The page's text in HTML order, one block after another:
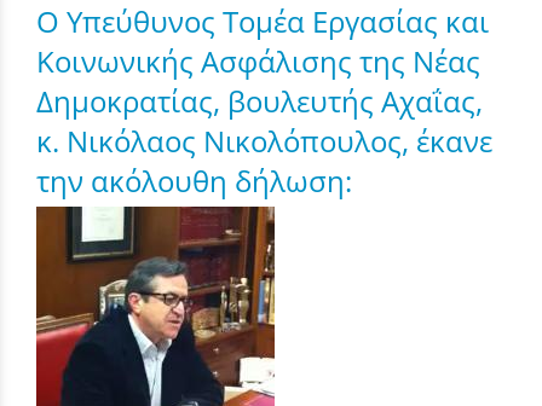
Ο Υπεύθυνος Τομέα Εργασίας και
Κοινωνικής Ασφάλισης της Νέας
Δημοκρατίας, βουλευτής Αχαΐας,
κ. Νικόλαος Νικολόπουλος, έκανε
την ακόλουθη δήλωση: